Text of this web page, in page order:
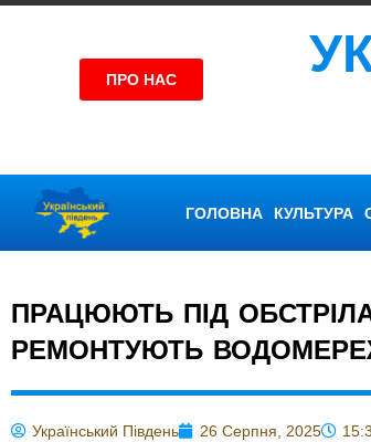
ПРО НАС
ГОЛОВНА КУЛЬТУРА
ПРАЦЮЮТЬ ПІД
РЕМОНТУЮТЬ
Український Південь 26 Серпня, 2025